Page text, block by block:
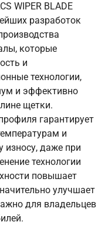
WIPER BLADE
разработок
которые
и
технологии,
и эффективно
щетки.
гарантирует
и
износу, даже при
технологии
повышает
улучшает
для владельцев